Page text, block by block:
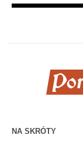
NA SKRÓTY